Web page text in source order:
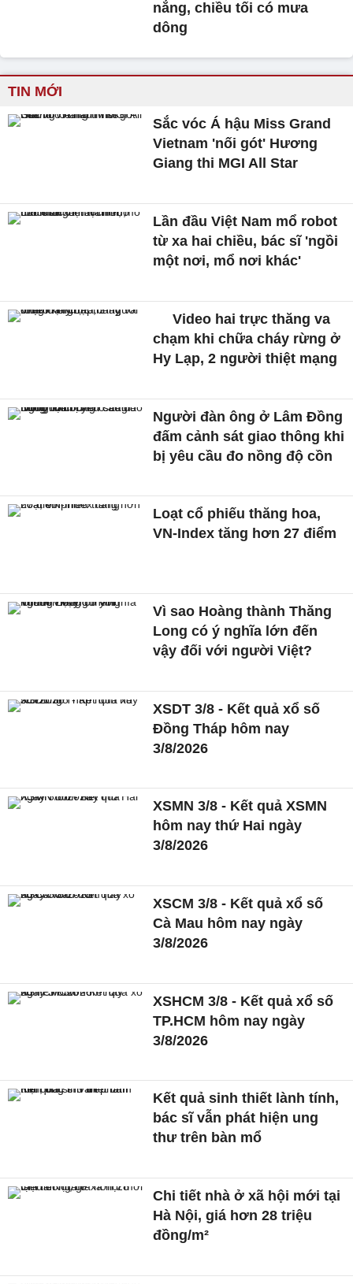
nắng, chiều tối có mưa
dông
TIN MỚI
Sắc vóc Á hậu Miss Grand
Vietnam 'nối gót' Hương
Giang thi MGI All Star
Lần đầu Việt Nam mổ robot
từ xa hai chiều, bác sĩ 'ngồi
một nơi, mổ nơi khác'
Video hai trực thăng va
chạm khi chữa cháy rừng ở
Hy Lạp, 2 người thiệt mạng
Người đàn ông ở Lâm Đồng
đấm cảnh sát giao thông khi
bị yêu cầu đo nồng độ cồn
Loạt cổ phiếu thăng hoa,
VN-Index tăng hơn 27 điểm
Vì sao Hoàng thành Thăng
Long có ý nghĩa lớn đến
vậy đối với người Việt?
XSDT 3/8 - Kết quả xổ số
Đồng Tháp hôm nay
3/8/2026
XSMN 3/8 - Kết quả XSMN
hôm nay thứ Hai ngày
3/8/2026
XSCM 3/8 - Kết quả xổ số
Cà Mau hôm nay ngày
3/8/2026
XSHCM 3/8 - Kết quả xổ số
TP.HCM hôm nay ngày
3/8/2026
Kết quả sinh thiết lành tính,
bác sĩ vẫn phát hiện ung
thư trên bàn mổ
Chi tiết nhà ở xã hội mới tại
Hà Nội, giá hơn 28 triệu
đồng/m²